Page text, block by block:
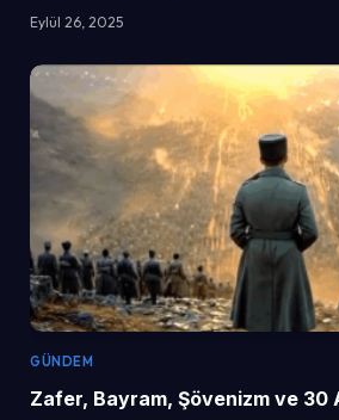
Eylül 26, 2025
GÜNDEM
Zafer, Bayram, Şövenizm ve 30